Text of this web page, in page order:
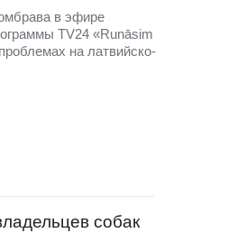
в эфире
TV24 «Runāsim
на латвийско-
собак